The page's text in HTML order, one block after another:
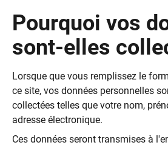
Pourquoi vos
sont-elles
Lorsque que vous remplissez le
ce site, vos données personnelles
collectées telles que votre nom,
adresse électronique.
Ces données seront transmises à